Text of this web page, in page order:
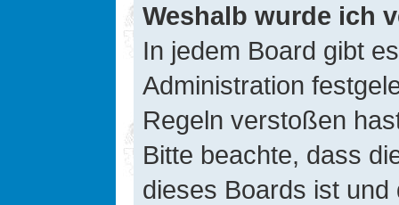
Weshalb wurde ich
In jedem Board gibt
Administration
Regeln verstoßen
Bitte beachte, dass
dieses Boards ist